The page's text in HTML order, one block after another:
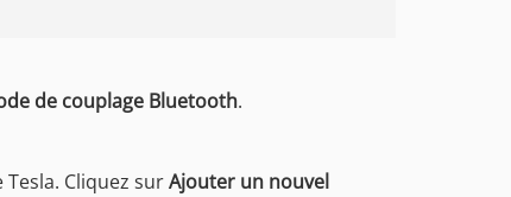
de couplage Bluetooth.
Cliquez surAjouter un nouvel